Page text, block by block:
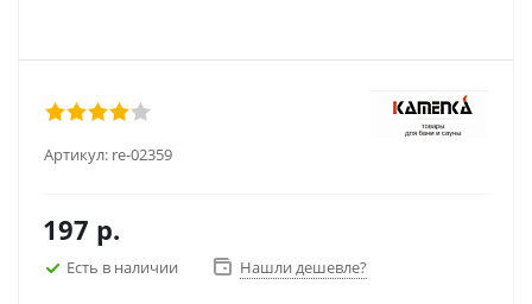
Артикул: re-02359
197 р.
Есть в наличии Нашли дешевле?